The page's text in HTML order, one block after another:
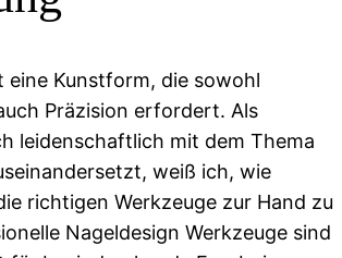
eine Kunstform, die sowohl
Präzision erfordert. Als
leidenschaftlich mit dem Thema
weiß ich, wie
richtigen Werkzeuge zur Hand zu
Nageldesign Werkzeuge sind